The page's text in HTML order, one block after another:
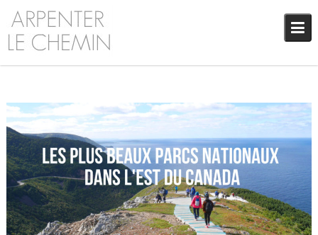
Skip
content
21 août 2018 Audrey Amérique du Nord